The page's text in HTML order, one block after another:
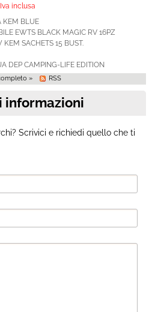
Iva inclusa
KEM BLUE
EWTS BLACK MAGIC RV 16PZ
KEM SACHETS 15 BUST.
DEP CAMPING-LIFE EDITION
» RSS
informazioni
Scrivici e richiedi quello che ti